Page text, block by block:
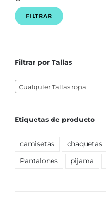
Precio
Precio
FILTRAR
Filtrar por Tallas
Cualquier Tallas ropa
Etiquetas de producto
camisetas chaquetas
Pantalones pijama